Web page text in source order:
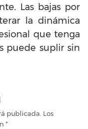
Las bajas por
la dinámica
que tenga
puede suplir sin
publicada. Los
*